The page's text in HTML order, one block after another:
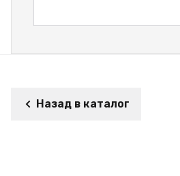
Назад в каталог